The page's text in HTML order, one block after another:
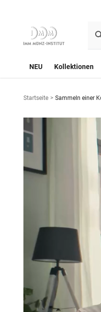
NEU Kollektionen
Startseite > Sammeln einer